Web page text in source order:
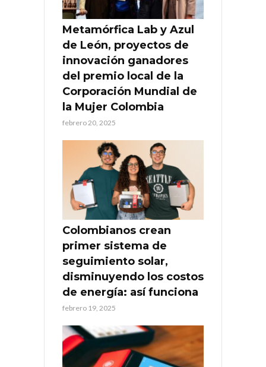
Metamórfica Lab y Azul
de León, proyectos de
innovación ganadores
del premio local de la
Corporación Mundial de
la Mujer Colombia
febrero 20, 2025
Colombianos crean
primer sistema de
seguimiento solar,
disminuyendo los costos
de energía: así funciona
febrero 19, 2025